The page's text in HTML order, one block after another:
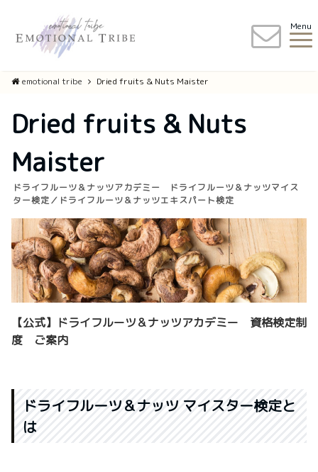
Menu
emotional tribe Dried fruits & Nuts Maister
Dried fruits & Nuts
Maister
ドライフルーツ＆ナッツアカデミー ドライフルーツ＆ナッツマイス
ター検定／ドライフルーツ＆ナッツエキスパート検定
【公式】ドライフルーツ＆ナッツアカデミー 資格検定制
度 ご案内
ドライフルーツ＆ナッツ マイスター検定と
は